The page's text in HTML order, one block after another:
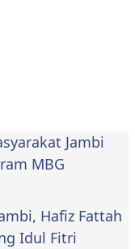
Jambi
MBG
Hafiz Fattah
Idul Fitri